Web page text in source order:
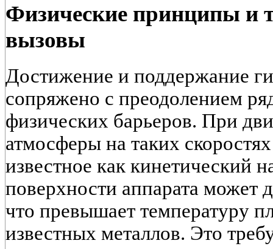
Физические принципы и
вызовы
Достижение и поддержание
сопряжено с преодолением
физических барьеров. При
атмосферы на таких
известное как кинетический
поверхности аппарата может
что превышает температуру
известных металлов. Это